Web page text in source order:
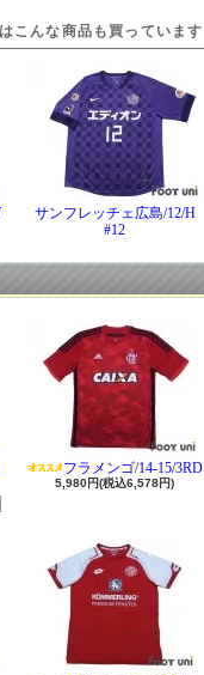
こんな商品も買っています
サンフレッチェ広島/12/H
#12
フラメンゴ/14-15/3RD
5,980円(税込6,578円)